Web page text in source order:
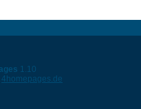
1.10
4homepages.de